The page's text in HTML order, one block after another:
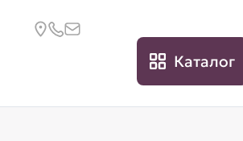
Каталог